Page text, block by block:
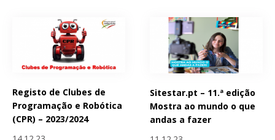
Registo de Clubes de
Programação e Robótica
(CPR) – 2023/2024
Sitestar.pt – 11.ª edição
Mostra ao mundo o que
andas a fazer
Páginas